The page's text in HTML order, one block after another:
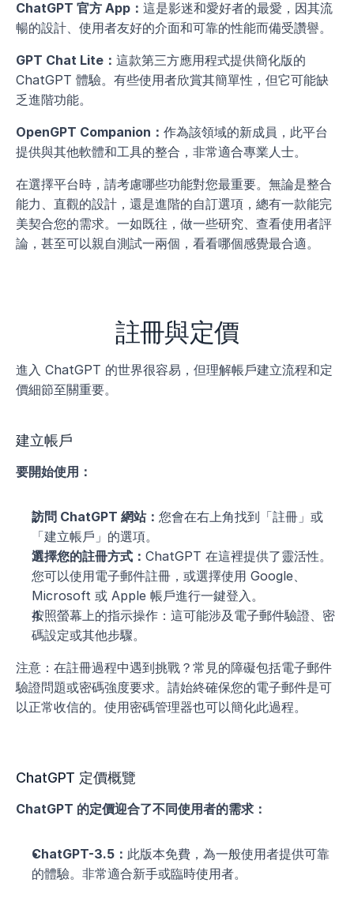
ChatGPT 官方 App： 這是影迷和愛好者的最愛，因其流
暢的設計、使用者友好的介面和可靠的性能而備受讚譽。
GPT Chat Lite： 這款第三方應用程式提供簡化版的
ChatGPT 體驗。有些使用者欣賞其簡單性，但它可能缺
乏進階功能。
OpenGPT Companion： 作為該領域的新成員，此平台
提供與其他軟體和工具的整合，非常適合專業人士。
在選擇平台時，請考慮哪些功能對您最重要。無論是整合
能力、直觀的設計，還是進階的自訂選項，總有一款能完
美契合您的需求。一如既往，做一些研究、查看使用者評
論，甚至可以親自測試一兩個，看看哪個感覺最合適。
註冊與定價
進入 ChatGPT 的世界很容易，但理解帳戶建立流程和定
價細節至關重要。
建立帳戶
要開始使用：
訪問 ChatGPT 網站： 您會在右上角找到「註冊」或
「建立帳戶」的選項。
選擇您的註冊方式： ChatGPT 在這裡提供了靈活性。
您可以使用電子郵件註冊，或選擇使用 Google、
Microsoft 或 Apple 帳戶進行一鍵登入。
按照螢幕上的指示操作：這可能涉及電子郵件驗證、密
碼設定或其他步驟。
注意：在註冊過程中遇到挑戰？常見的障礙包括電子郵件
驗證問題或密碼強度要求。請始終確保您的電子郵件是可
以正常收信的。使用密碼管理器也可以簡化此過程。
ChatGPT 定價概覽
ChatGPT 的定價迎合了不同使用者的需求：
ChatGPT-3.5： 此版本免費，為一般使用者提供可靠
的體驗。非常適合新手或臨時使用者。